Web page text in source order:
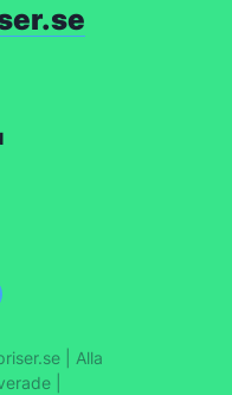
| Alla
|